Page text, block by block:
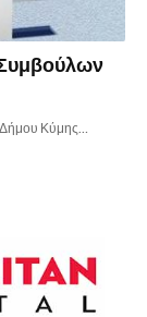
Συμβούλων
Δήμου Κύμης…